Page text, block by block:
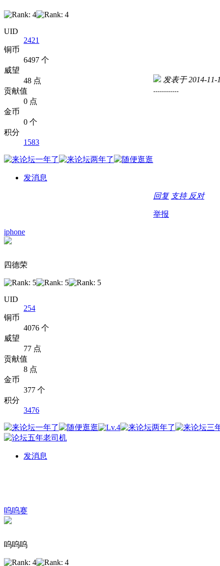
UID
2421
铜币
6497 个
威望
48 点
贡献值
0 点
金币
0 个
积分
1583
发消息
发表于 2014-11-
.............
回复 支持 反对
举报
iphone
四德荣
UID
254
铜币
4076 个
威望
77 点
贡献值
8 点
金币
377 个
积分
3476
发消息
呜呜赛
呜呜呜